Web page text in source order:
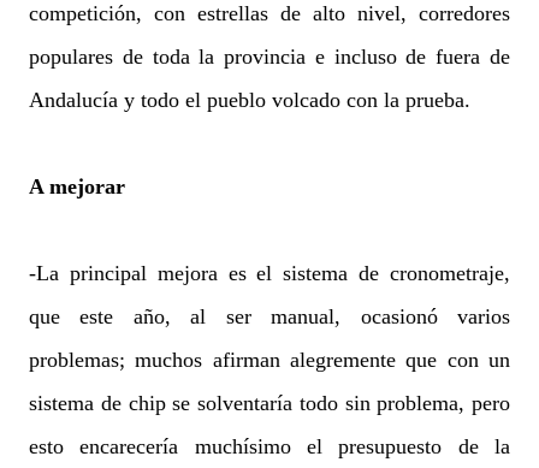
competición, con estrellas de alto nivel, corredores
populares de toda la provincia e incluso de fuera de
Andalucía y todo el pueblo volcado con la prueba.
A mejorar
-La principal mejora es el sistema de cronometraje,
que este año, al ser manual, ocasionó varios
problemas; muchos afirman alegremente que con un
sistema de chip se solventaría todo sin problema, pero
esto encarecería muchísimo el presupuesto de la